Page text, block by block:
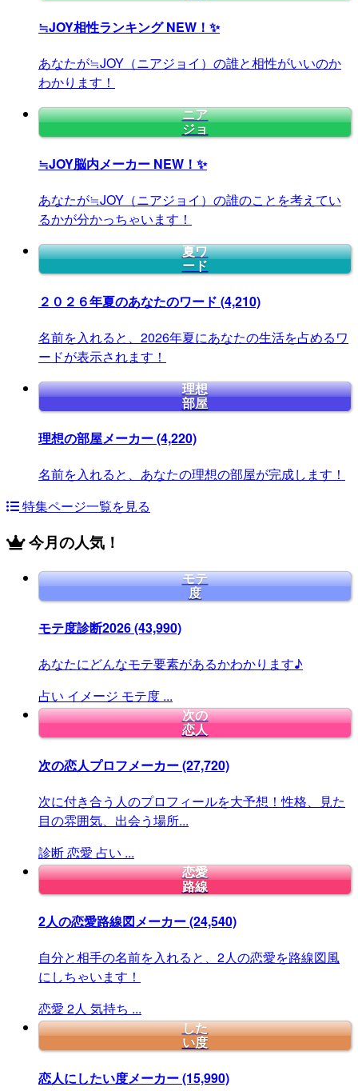
≒JOY相性ランキングNEW！✨
あなたが≒JOY（ニアジョイ）の誰と相性がいいのか
わかります！
ニア
ジョ
≒JOY脳内メーカー NEW！✨
あなたが≒JOY（ニアジョイ）の誰のことを考えてい
るかが分かっちゃいます！
夏ワ
ード
２０２６年夏のあなたのワード (4,210)
名前を入れると、2026年夏にあなたの生活を占めるワ
ードが表示されます！
理想
部屋
理想の部屋メーカー(4,220)
名前を入れると、あなたの理想の部屋が完成します！
特集ページ一覧を見る
今月の人気！
モテ
度
モテ度診断2026(43,990)
あなたにどんなモテ要素があるかわかります♪
占い イメージ モテ度 ...
次の
恋人
次の恋人プロフメーカー(27,720)
次に付き合う人のプロフィールを大予想！性格、見た
目の雰囲気、出会う場所...
診断恋愛 占い ...
恋愛
路線
2人の恋愛路線図メーカー(24,540)
自分と相手の名前を入れると、2人の恋愛を路線図風
にしちゃいます！
恋愛 2人 気持ち ...
した
い度
恋人にしたい度メーカー(15,990)